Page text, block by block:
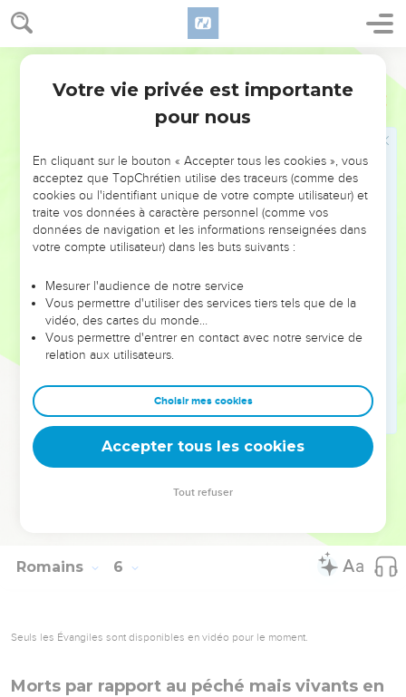
Romains 5
ἐκ πολλῶν παραπτωμάτων εἰς δικαίωμα.
17
εἰ γὰρ τῷ τοῦ ἑνὸς παραπτώματι ὁ θάνατος
ἐβασίλευσεν διὰ τοῦ ἑνός, πολλῷ μᾶλλον οἱ τὴν
περισσείαν τῆς χάριτος καὶ τῆς δωρεᾶς τῆς
δικαιοσύνης λαμβάνοντες ἐν ζωῇ βασιλεύσουσιν διὰ
τοῦ ἑνὸς Ἰησοῦ Χριστοῦ.
ἀνθρώπους εἰς κατάκριμα, οὕτως καὶ δι’ ἑνὸς
δικαιώματος εἰς πάντας ἀνθρώπους εἰς δικαίωσιν
ζωῆς·
ὥσπερ γὰρ διὰ τῆς παρακοῆς τοῦ ἑνὸς ἀνθρώπου
τῆς ὑπακοῆς τοῦ ἑνὸς δίκαιοι κατασταθήσονται οἱ
πολλοί.
νόμος δὲ παρεισῆλθεν ἵνα πλεονάσῃ τὸ
παράπτωμα· οὗ δὲ ἐπλεόνασεν ἡ ἁμαρτία,
ἵνα ὥσπερ ἐβασίλευσεν ἡ ἁμαρτία ἐν τῷ θανάτῳ,
οὕτως καὶ ἡ χάρις βασιλεύσῃ διὰ δικαιοσύνης εἰς
ζωὴν αἰώνιον διὰ Ἰησοῦ Χριστοῦ τοῦ κυρίου ἡμῶν.
Hébreu : © Westminster Leningrad Codex - tanach.us --- Grec : © 2010 by the
Romains 6
Seuls les Évangiles sont disponibles en vidéo pour le moment.
Morts par rapport au péché mais vivants en
Votre vie privée est importante
pour nous
En cliquant sur le bouton « Accepter tous les cookies », vous
acceptez que TopChrétien utilise des traceurs (comme des
cookies ou l'identifiant unique de votre compte utilisateur) et
traite vos données à caractère personnel (comme vos
données de navigation et les informations renseignées dans
votre compte utilisateur) dans les buts suivants :
Mesurer l'audience de notre service
Vous permettre d'utiliser des services tiers tels que de la
vidéo, des cartes du monde…
Vous permettre d'entrer en contact avec notre service de
relation aux utilisateurs.
Choisir mes cookies
Accepter tous les cookies
Tout refuser